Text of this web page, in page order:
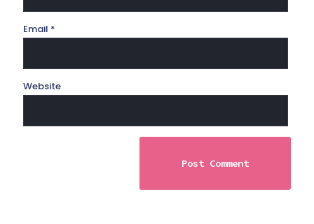
Email *
Website